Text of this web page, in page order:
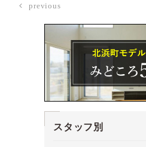
previous
スタッフ別